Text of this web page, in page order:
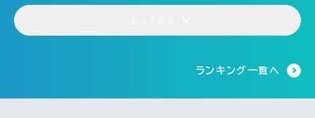
2026.07.29
61歳・再雇用で働く夫は即リタ
2026.07.30
【事業承継】親族内承継のポイン
2026.07.31
マンション関連法の改正で建て
ランキング一覧へ